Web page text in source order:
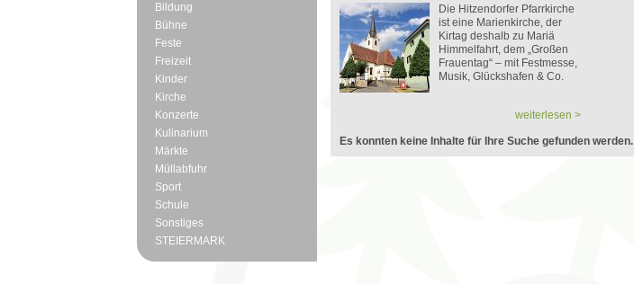
Bildung
Bühne
Feste
Freizeit
Kinder
Kirche
Konzerte
Kulinarium
Märkte
Müllabfuhr
Sport
Schule
Sonstiges
STEIERMARK
Die Hitzendorfer Pfarrkirche
ist eine Marienkirche, der
Kirtag deshalb zu Mariä
Himmelfahrt, dem „Großen
Frauentag“ – mit Festmesse,
Musik, Glückshafen & Co.
weiterlesen >
Es konnten keine Inhalte für Ihre Suche gefunden werden.